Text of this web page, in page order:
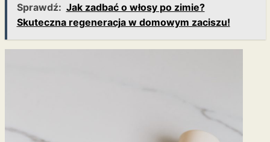
Sprawdź: Jak zadbać o włosy po zimie?
Skuteczna regeneracja w domowym zaciszu!